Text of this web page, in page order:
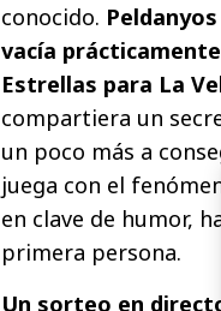
conocido.
vacía
Estrellas para La
compartiera un
un poco más a
juega con el
en clave de humor,
primera persona.
Un sorteo en